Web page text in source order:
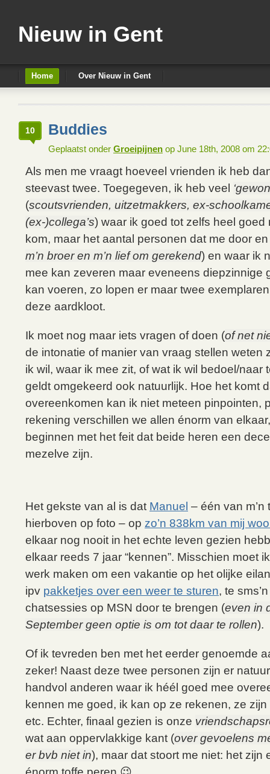
Nieuw in Gent
Home Over Nieuw in Gent
10 Buddies
Geplaatst onder Groeipijnen op June 18th, 2008 om
Als men me vraagt hoeveel vrienden ik heb
steevast twee. Toegegeven, ik heb veel
(scoutsvrienden, uitzetmakkers, ex-
(ex-)collega’s) waar ik goed tot zelfs heel goed
kom, maar het aantal personen dat me door
m’n broer en m’n lief om gerekend) en waar ik
mee kan zeveren maar eveneens diepzinnige
kan voeren, zo lopen er maar twee
deze aardkloot.
Ik moet nog maar iets vragen of doen (of net
de intonatie of manier van vraag stellen weten
ik wil, waar ik mee zit, of wat ik wil bedoel/naar
geldt omgekeerd ook natuurlijk. Hoe het komt
overeenkomen kan ik niet meteen pinpointen,
rekening verschillen we allen énorm van
beginnen met het feit dat beide heren een
mezelve zijn.
Het gekste van al is dat Manuel – één van
hierboven op foto – op zo’n 838km van mij
elkaar nog nooit in het echte leven gezien
elkaar reeds 7 jaar “kennen”. Misschien moet
werk maken om een vakantie op het olijke
ipv pakketjes over een weer te sturen, te
chatsessies op MSN door te brengen (even in
September geen optie is om tot daar te rollen).
Of ik tevreden ben met het eerder genoemde
zeker! Naast deze twee personen zijn er
handvol anderen waar ik héél goed mee
kennen me goed, ik kan op ze rekenen, ze zijn
etc. Echter, finaal gezien is onze
wat aan oppervlakkige kant (over gevoelens
er bvb niet in), maar dat stoort me niet: het zijn